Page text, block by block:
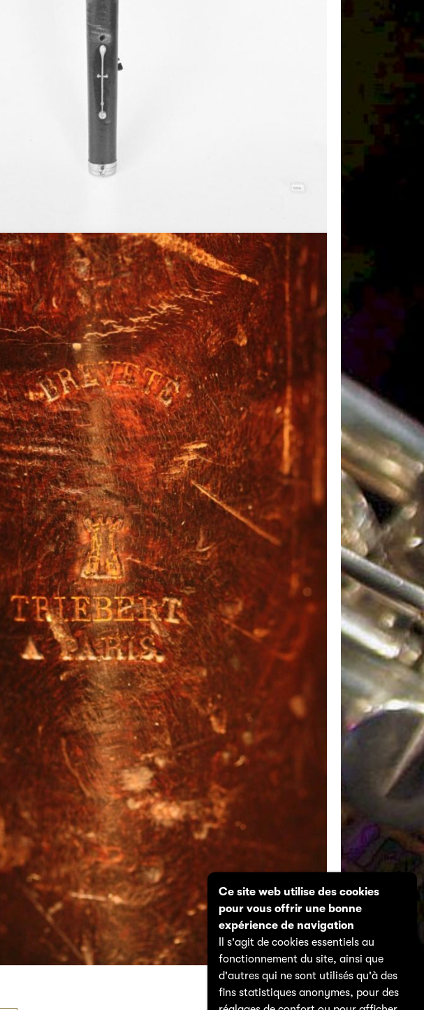
Ce site web utilise des cookies
pour vous offrir une bonne
expérience de navigation
Il s'agit de cookies essentiels au
fonctionnement du site, ainsi que
d'autres qui ne sont utilisés qu'à des
fins statistiques anonymes, pour des